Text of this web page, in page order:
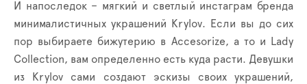
И напоследок – мягкий и светлый инстаграм бренда
минималистичных украшений
Krylov. Если вы до сих
пор выбираете бижутерию в Accesorize, а то и
Lady
Collection, вам определенно есть куда расти. Девушки
из
Krylov сами создают эскизы своих украшений,